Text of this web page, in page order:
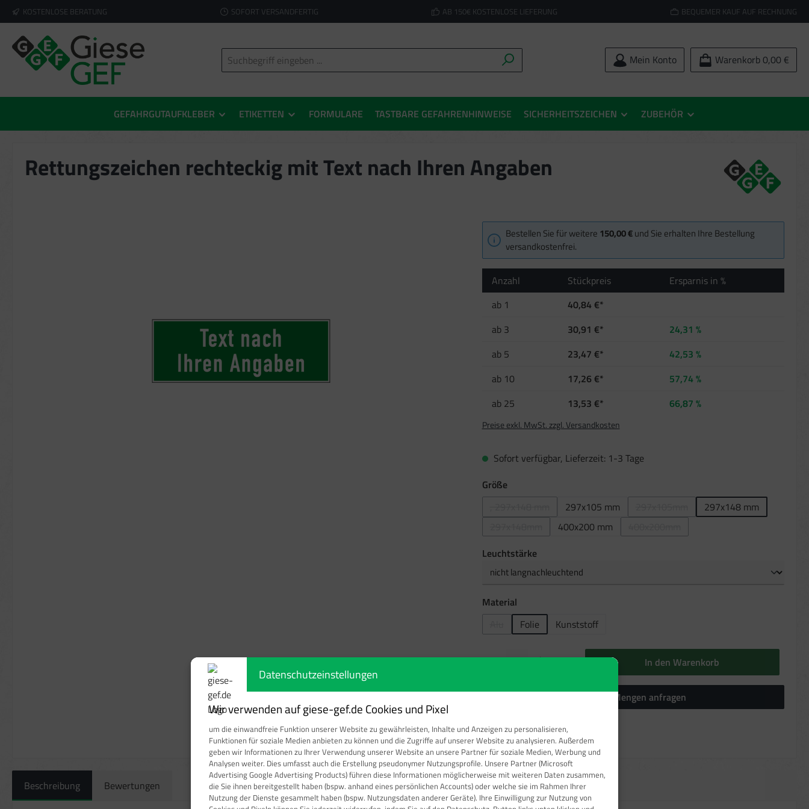
Zur Hauptnavigation springen
KOSTENLOSE BERATUNG SOFORT VERSANDFERTIG AB 150€ KOSTENLOSE LIEFERUNG BEQUEMER KAUF AUF RECHNUNG
Mein Konto Warenkorb 0,00 €
GEFAHRGUTAUFKLEBER ETIKETTEN FORMULARE TASTBARE GEFAHRENHINWEISE SICHERHEITSZEICHEN ZUBEHÖR
Rettungszeichen rechteckig mit Text nach Ihren Angaben
Bestellen Sie für weitere 150,00 €und Sie erhalten Ihre Bestellung
versandkostenfrei.
Anzahl Stückpreis
Ersparnis in %
ab 1
40,84 €*
ab 3 30,91 €*
24,31 %
ab 5 23,47 €*
42,53 %
ab 10 17,26 €*
57,74 %
ab 25 13,53 €* 66,87 %
Preise exkl. MwSt. zzgl. Versandkosten
Sofort verfügbar, Lieferzeit: 1-3 Tage
Größeauswählen
(Diese Option ist zurzeit nicht verfügbar.)
297x105 mm (Diese Option ist zurzeit nicht verfügbar.)
297x148 mm
(Diese Option ist zurzeit nicht verfügbar.)
400x200 mm (Diese Option ist zurzeit nicht verfügbar.)
Leuchtstärkeauswählen
Materialauswählen
(Diese Option ist zurzeit nicht verfügbar.)
Folie Kunststoff
Produkt Anzahl: Gib den gewünschten Wert ein oder benutze die Schaltflächen um die Anzahl zu erhöhen
Stück In den Warenkorb
Höhere Mengen anfragen
Produktnummer:6143.7−GEF
Beschreibung Bewertungen
Datenschutzeinstellungen
Wir verwenden auf giese-gef.de Cookies und Pixel
um die einwandfreie Funktion unserer Website zu gewährleisten, Inhalte und Anzeigen zu personalisieren,
Funktionen für soziale Medien anbieten zu können und die Zugriffe auf unserer Website zu analysieren. Außerdem
geben wir Informationen zu Ihrer Verwendung unserer Website an unsere Partner für soziale Medien, Werbung und
Analysen weiter. Dies umfasst auch die Erstellung pseudonymer Nutzungsprofile. Unsere Partner (Microsoft
Advertising Google Advertising Products) führen diese Informationen möglicherweise mit weiteren Daten zusammen,
die Sie ihnen bereitgestellt haben (bspw. anhand eines persönlichen Accounts) oder welche sie im Rahmen Ihrer
Nutzung der Dienste gesammelt haben (bspw. Nutzungsdaten anderer Geräte). Ihre Einwilligung zur Nutzung von